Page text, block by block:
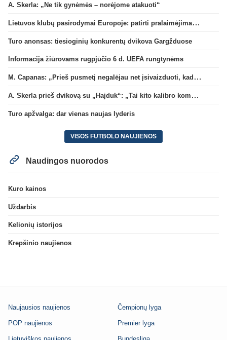
A. Skerla: „Ne tik gynėmės – norėjome atakuoti“
Lietuvos klubų pasirodymai Europoje: patirti pralaimėjimai Kroatijos atstovams
Turo anonsas: tiesioginių konkurentų dvikova Gargžduose
Informacija žiūrovams rugpjūčio 6 d. UEFA rungtynėms
M. Capanas: „Prieš pusmetį negalėjau net įsivaizduoti, kad žaisime prieš „Hajduk“
A. Skerla prieš dvikovą su „Hajduk“: „Tai kito kalibro komanda“
Turo apžvalga: dar vienas naujas lyderis
VISOS FUTBOLO NAUJIENOS
Naudingos nuorodos
Kuro kainos
Uždarbis
Kelionių istorijos
Krepšinio naujienos
Naujausios naujienos
POP naujienos
Čempionų lyga
Premier lyga